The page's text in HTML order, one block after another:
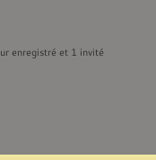
enregistré et 1 invité